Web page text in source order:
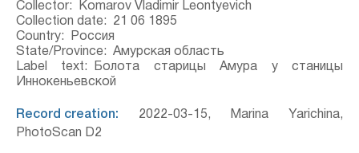
Collector:
Komarov Vladimir Leontyevich
Collection date: 21 06 1895
Country:
Россия
State/Province: Амурская область
Label text:
Болота старицы Амура у станицы
Иннокеньевской
Record creation: 2022-03-15, Marina Yarichina,
PhotoScan D2